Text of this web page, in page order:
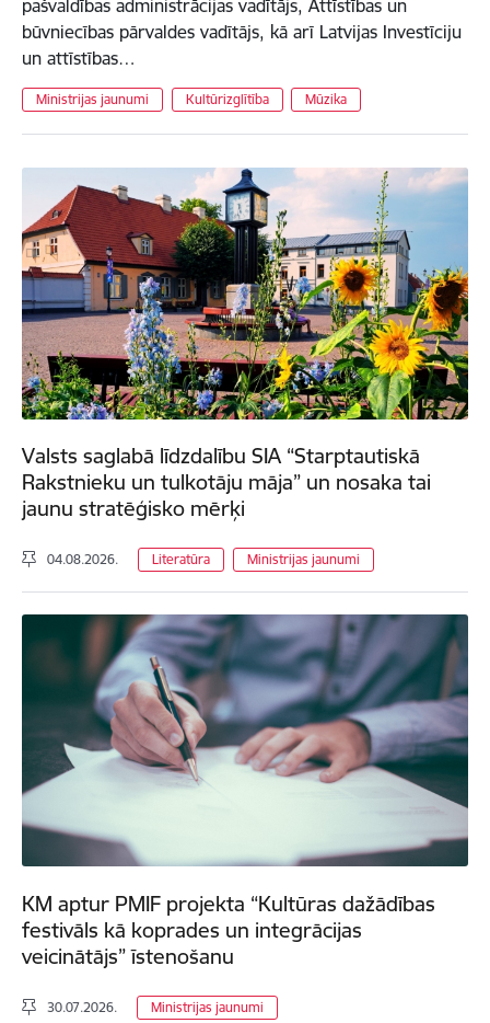
pašvaldības administrācijas vadītājs, Attīstības un
būvniecības pārvaldes vadītājs, kā arī Latvijas Investīciju
un attīstības…
Ministrijas jaunumi Kultūrizglītība Mūzika
Valsts saglabā līdzdalību SIA “Starptautiskā
Rakstnieku un tulkotāju māja” un nosaka tai
jaunu stratēģisko mērķi
04.08.2026. Literatūra Ministrijas jaunumi
KM aptur PMIF projekta “Kultūras dažādības
festivāls kā koprades un integrācijas
veicinātājs” īstenošanu
30.07.2026.
Ministrijas jaunumi